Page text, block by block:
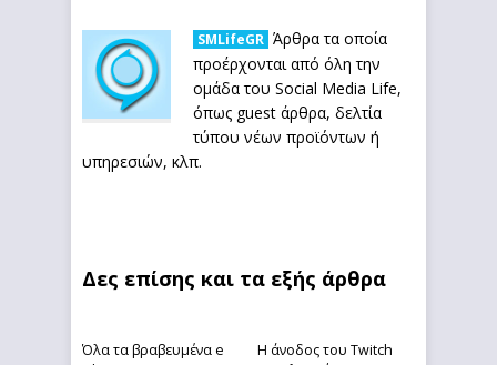
SMLifeGR Άρθρα τα οποία
προέρχονται από όλη την
ομάδα του Social Media Life,
όπως guest άρθρα, δελτία
τύπου νέων προϊόντων ή
υπηρεσιών, κλπ.
Δες επίσης και τα εξής άρθρα
Όλα τα βραβευμένα e
Η άνοδος του Twitch